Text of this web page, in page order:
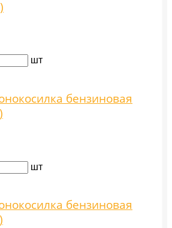
шт
бензиновая
шт
бензиновая